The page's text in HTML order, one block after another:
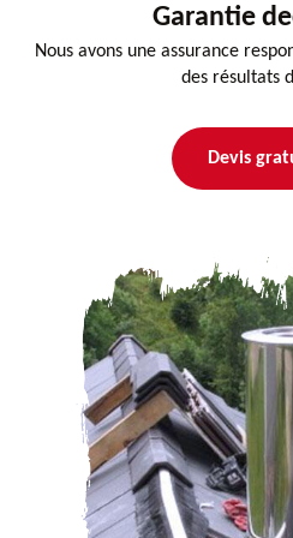
Garantie
Nous avons une assurance
des résultats
Devis